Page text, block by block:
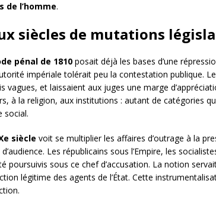
de l’homme.
siècles de mutations
pénal de 1810 posait déjà les bases d’une
impériale tolérait peu la contestation publique.
vagues, et laissaient aux juges une marge
à la religion, aux institutions : autant de catégories
social.
siècle voit se multiplier les affaires d’outrage à la
d’audience. Les républicains sous l’Empire, les
poursuivis sous ce chef d’accusation. La notion
légitime des agents de l’État. Cette